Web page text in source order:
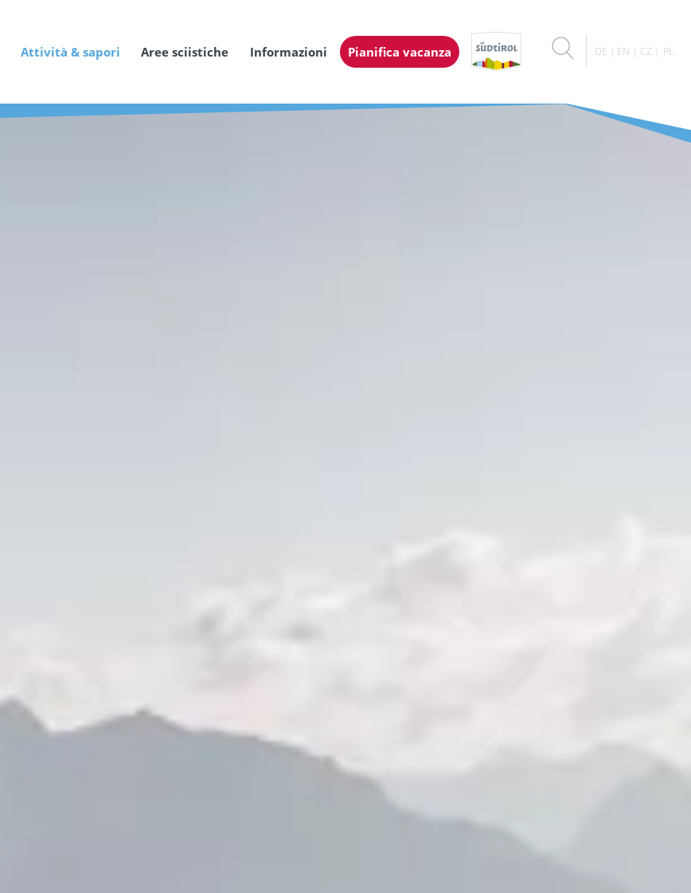
Attività & sapori Aree sciistiche Informazioni Pianifica vacanza DE EN CZ PL